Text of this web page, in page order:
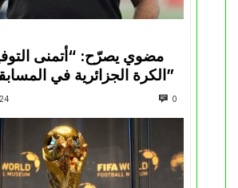
مضوي يصرّح: “أتمنى
الكرة الجزائرية في المسابقات القارية”
0